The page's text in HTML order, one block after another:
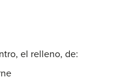
el relleno, de: